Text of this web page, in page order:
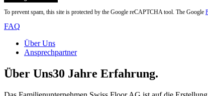
To prevent spam, this site is protected by the Google reCAPTCHA tool. The Google
FAQ
Über Uns
Ansprechpartner
Über Uns30 Jahre Erfahrung.